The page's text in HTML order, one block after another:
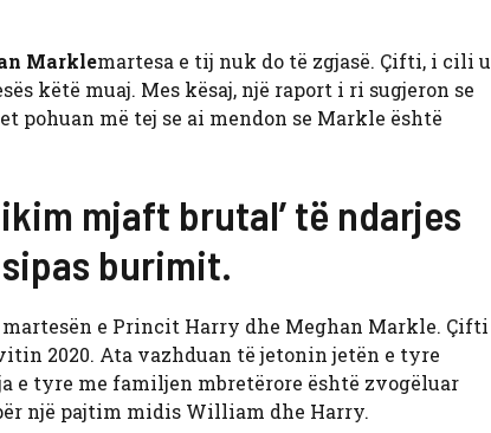
Marklemartesa e tij nuk do të zgjasë. Çifti, i cili u
këtë muaj. Mes kësaj, një raport i ri sugjeron se
pohuan më tej se ai mendon se Markle është
mjaft brutal’ të ndarjes
burimit.
e Princit Harry dhe Meghan Markle. Çifti
2020. Ata vazhduan të jetonin jetën e tyre
e tyre me familjen mbretërore është zvogëluar
një pajtim midis William dhe Harry.